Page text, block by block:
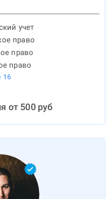
учет
право
право
право
16
от 500руб